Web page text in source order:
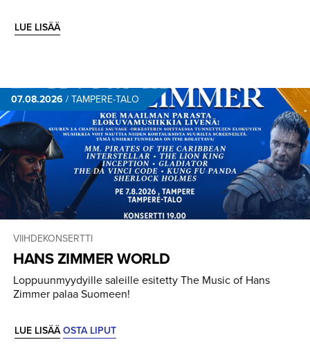
LUE LISÄÄ
07.08.2026 /TAMPERE-TALO
VIIHDEKONSERTTI
HANS ZIMMER WORLD
Loppuunmyydyille saleille esitetty The Music of Hans
Zimmer palaa Suomeen!
LUE LISÄÄOSTA LIPUT